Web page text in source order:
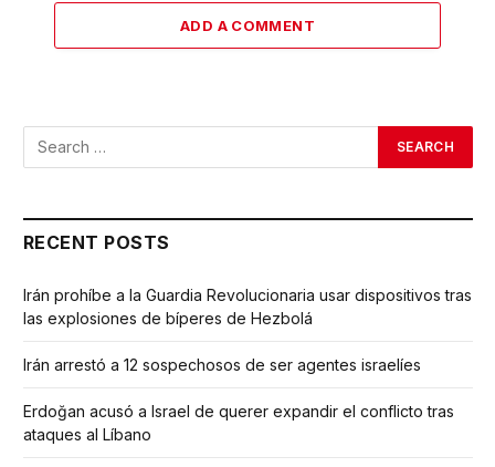
ADD A COMMENT
RECENT POSTS
Irán prohíbe a la Guardia Revolucionaria usar dispositivos tras
las explosiones de bíperes de Hezbolá
Irán arrestó a 12 sospechosos de ser agentes israelíes
Erdoğan acusó a Israel de querer expandir el conflicto tras
ataques al Líbano